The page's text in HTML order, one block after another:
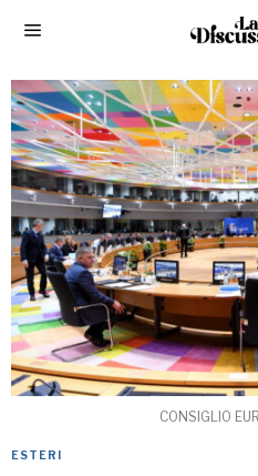
CONSIGLIO
ESTERI